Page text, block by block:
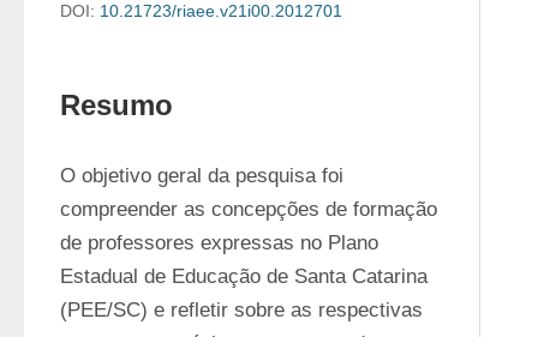
DOI: 10.21723/riaee.v21i00.2012701
Resumo
O objetivo geral da pesquisa foi
compreender as concepções de formação
de professores expressas no Plano
Estadual de Educação de Santa Catarina
(PEE/SC) e refletir sobre as respectivas